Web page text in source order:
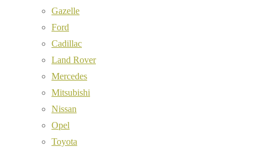
Gazelle
Ford
Cadillac
Land Rover
Mercedes
Mitsubishi
Nissan
Opel
Toyota